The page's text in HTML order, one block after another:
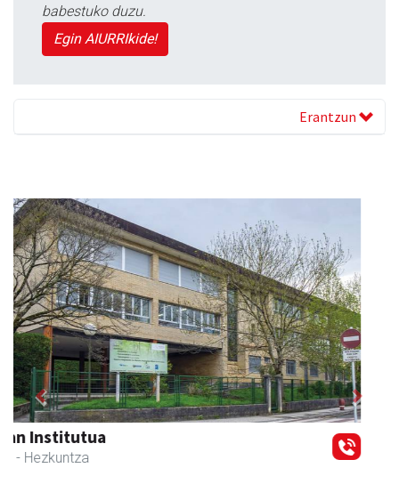
babestuko duzu.
Egin AIURRIkide!
Erantzun
Arruti gozotegia
Andoain - Gozotegiak
Previous Next